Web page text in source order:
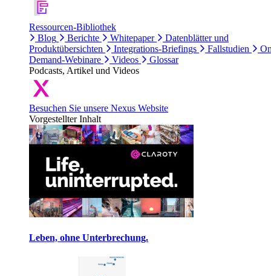
Ressourcen-Bibliothek
Blog
Berichte Whitepaper
Datenblätter und
Produktübersichten
Integrations-Briefings Fallstudien
Demand-Webinare
Videos
Glossar
Podcasts, Artikel und Videos
Besuchen Sie unsere Nexus Website
Vorgestellter Inhalt
Leben, ohne Unterbrechung.